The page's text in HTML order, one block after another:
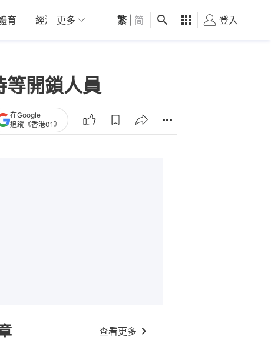
育 經濟 01深圳 觀點 健康 好食玩飛
更多 繁 简 登入
開鎖人員
在Google
追蹤《香港01》
查看更多